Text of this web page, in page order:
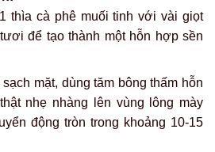
Công thức này có thành phần dịu
và chanh và làm mờ dần các sắc
từ sau một thời gian dài sử dụng,
cho vùng da.